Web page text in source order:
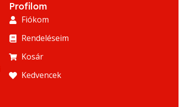
Profilom
Fiókom
Rendeléseim
Kosár
Kedvencek